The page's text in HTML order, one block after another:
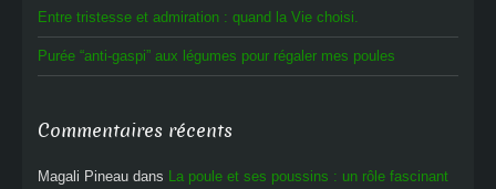
Entre tristesse et admiration : quand la Vie choisi.
Purée “anti-gaspi” aux légumes pour régaler mes poules
Commentaires récents
Magali Pineau dans La poule et ses poussins : un rôle fascinant